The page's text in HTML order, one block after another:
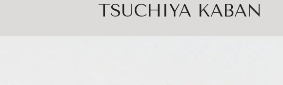
TSUCHIYA KABAN